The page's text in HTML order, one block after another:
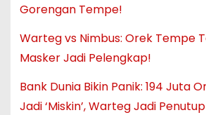
Gorengan Tempe!
Warteg vs Nimbus: Orek Tempe
Masker Jadi Pelengkap!
Bank Dunia Bikin Panik: 194 Juta
Jadi ‘Miskin’, Warteg Jadi